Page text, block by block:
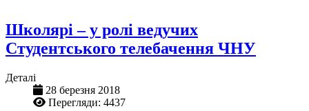
Школярі – у ролі ведучих
Студентського телебачення ЧНУ
Деталі
28 березня 2018
Перегляди: 4437